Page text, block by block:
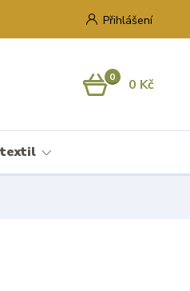
Přihlášení
0 0 Kč